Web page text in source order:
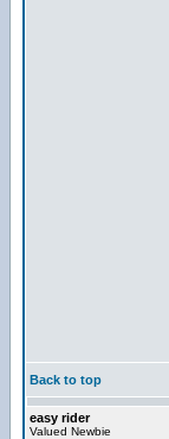
Back to top
easy rider
Valued Newbie